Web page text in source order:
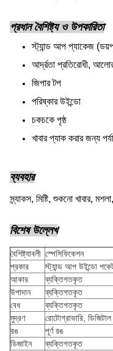
প্রধান বৈশিষ্ট্য ও উপকারিতা
স্ট্যান্ড আপ প্যাকেজ
আর্দ্রতা প্রতিরোধী,
জিপার টপ
পরিষ্কার উইন্ডো
চকচকে পৃষ্ঠ
খাবার প্যাক করার জন্য
ব্যবহার
স্ন্যাকস, মিষ্টি, শুকনো খাবার,
বিশেষ উল্লেখ
বৈশিষ্ট্যাবলী স্পেসিফিকেশন
প্রকার
স্ট্যান্ড আপ উইন্ডো
আকার
ব্যক্তিগতকৃত
উপাদান
ব্যক্তিগতকৃত
বেধ
ব্যক্তিগতকৃত
মুদ্রণ
রোটোগ্রাভারি, ডিজিটাল
রঙ
পূর্ণ রঙ
ডিজাইন
ব্যক্তিগতকৃত